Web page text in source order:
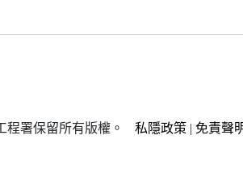
程署保留所有版權。 私隱政策 | 免責聲